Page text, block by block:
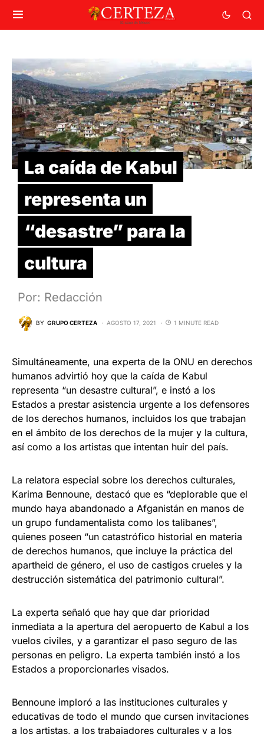
La caída de Kabul
representa un
“desastre” para la
cultura
Por: Redacción
BY GRUPO CERTEZA AGOSTO 17, 2021 1 MINUTE READ
Simultáneamente, una experta de la ONU en derechos
humanos advirtió hoy que la caída de Kabul
representa “un desastre cultural”, e instó a los
Estados a prestar asistencia urgente a los defensores
de los derechos humanos, incluidos los que trabajan
en el ámbito de los derechos de la mujer y la cultura,
así como a los artistas que intentan huir del país.
La relatora especial sobre los derechos culturales,
Karima Bennoune, destacó que es “deplorable que el
mundo haya abandonado a Afganistán en manos de
un grupo fundamentalista como los talibanes”,
quienes poseen “un catastrófico historial en materia
de derechos humanos, que incluye la práctica del
apartheid de género, el uso de castigos crueles y la
destrucción sistemática del patrimonio cultural”.
La experta señaló que hay que dar prioridad
inmediata a la apertura del aeropuerto de Kabul a los
vuelos civiles, y a garantizar el paso seguro de las
personas en peligro. La experta también instó a los
Estados a proporcionarles visados.
Bennoune imploró a las instituciones culturales y
educativas de todo el mundo que cursen invitaciones
a los artistas, a los trabajadores culturales y a los